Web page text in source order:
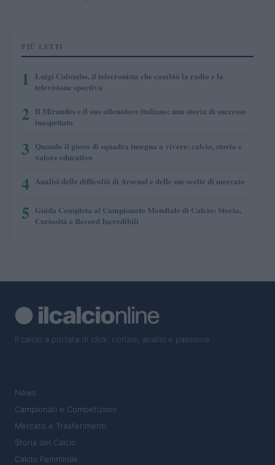
PIÙ LETTI
1
Luigi Colombo, il telecronista che cambiò la radio e la
televisione sportiva
2 Il Mirandés e il suo allenatore italiano: una storia di successo
inaspettato
3 Quando il gioco di squadra insegna a vivere: calcio, storia e
valore educativo
4 Analisi delle difficoltà di Arsenal e delle sue scelte di mercato
5 Guida Completa al Campionato Mondiale di Calcio: Storia,
Curiosità e Record Incredibili
Il calcio a portata di click: notizie, analisi e passione
News
Campionati e Competizioni
Mercato e Trasferimenti
Storia del Calcio
Calcio Femminile